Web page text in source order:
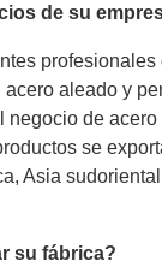
de su
aleado y
negocio de
se
Asia
su fábrica?